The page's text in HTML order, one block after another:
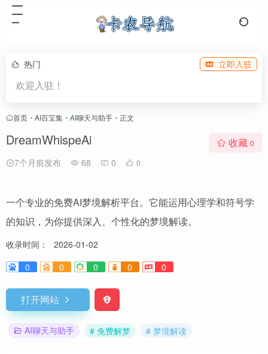
热门 立即入驻
欢迎入驻！
首页 • AI百宝集 • AI聊天与助手 • 正文
DreamWhispeAi
7个月前发布 68 0 0
收藏 0
一个专业的免费AI梦境解析平台。它能运用心理学和符号学
的知识，为你提供深入、个性化的梦境解读。
收录时间：
2026-01-02
0
0 0 0 0
打开网站
AI聊天与助手 # 免费解梦 # 梦境解读